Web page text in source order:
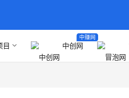
目 中创网
中赚网